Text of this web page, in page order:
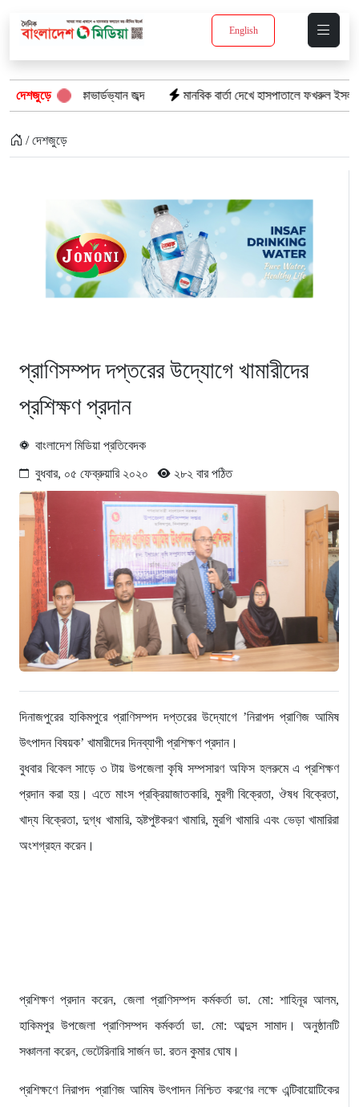
English
দেশজুড়েজব্দ মানবিক বার্তা দেখে হাসপাতালে ফখরুল ইসলাম খান সিআইপি
/ দেশজুড়ে
প্রাণিসম্পদ দপ্তরের উদ্যোগে খামারীদের
প্রশিক্ষণ প্রদান
বাংলাদেশ মিডিয়া প্রতিবেদক
বুধবার, ০৫ ফেব্রুয়ারি ২০২০ ২৮২ বার পঠিত
দিনাজপুরের হাকিমপুরে প্রাণিসম্পদ দপ্তরের উদ্যোগে ’নিরাপদ প্রাণিজ আমিষ
উৎপাদন বিষয়ক’ খামারীদের দিনব্যাপী প্রশিক্ষণ প্রদান।
বুধবার বিকেল সাড়ে ৩ টায় উপজেলা কৃষি সম্পসারণ অফিস হলরুমে এ প্রশিক্ষণ
প্রদান করা হয়। এতে মাংস প্রক্রিয়াজাতকারি, মুরগী বিক্রেতা, ঔষধ বিক্রেতা,
খাদ্য বিক্রেতা, দুগ্ধ খামারি, হৃষ্টপুষ্টকরণ খামারি, মুরগি খামারি এবং ভেড়া খামারিরা
অংশগ্রহন করেন।
প্রশিক্ষণ প্রদান করেন, জেলা প্রাণিসম্পদ কর্মকর্তা ডা. মো: শাহিনূর আলম,
হাকিমপুর উপজেলা প্রাণিসম্পদ কর্মকর্তা ডা. মো: আব্দুস সামাদ। অনুষ্ঠানটি
সঞ্চালনা করেন, ভেটেরিনারি সার্জন ডা. রতন কুমার ঘোষ।
প্রশিক্ষণে নিরাপদ প্রাণিজ আমিষ উৎপাদন নিশ্চিত করণের লক্ষে এন্টিবায়োটিকের